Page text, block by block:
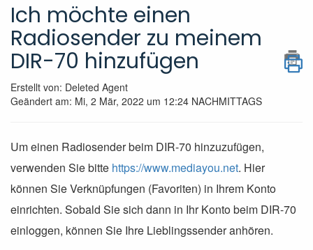
Ich möchte einen
Radiosender zu meinem
DIR-70 hinzufügen
Erstellt von: Deleted Agent
Geändert am: Mi, 2 Mär, 2022 um 12:24 NACHMITTAGS
Um einen Radiosender beim DIR-70 hinzuzufügen,
verwenden Sie bitte https://www.mediayou.net. Hier
können Sie Verknüpfungen (Favoriten) in Ihrem Konto
einrichten. Sobald Sie sich dann in Ihr Konto beim DIR-70
einloggen, können Sie Ihre Lieblingssender anhören.